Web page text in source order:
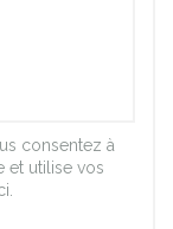
consentez à
et utilise vos